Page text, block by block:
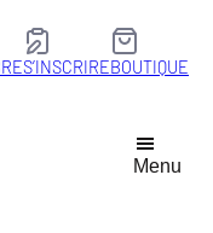
S’INSCRIREBOUTIQUE
Menu